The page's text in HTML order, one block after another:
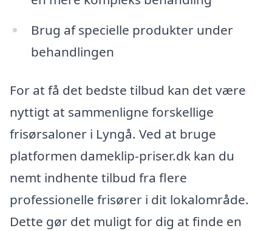
Brug af specielle produkter under
behandlingen
For at få det bedste tilbud kan det være
nyttigt at sammenligne forskellige
frisørsaloner i Lyngå. Ved at bruge
platformen dameklip-priser.dk kan du
nemt indhente tilbud fra flere
professionelle frisører i dit lokalområde.
Dette gør det muligt for dig at finde en